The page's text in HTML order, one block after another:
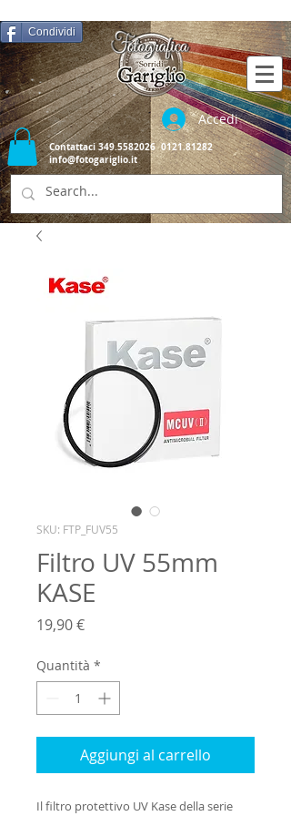
Condividi
Contattaci349.5582026 0121.81282
info@fotogariglio.it
Accedi
SKU: FTP_FUV55
Filtro UV 55mm
KASE
19,90 €Prezzo
Quantità *
Aggiungi al carrello
Il filtro protettivo UV Kase della serie